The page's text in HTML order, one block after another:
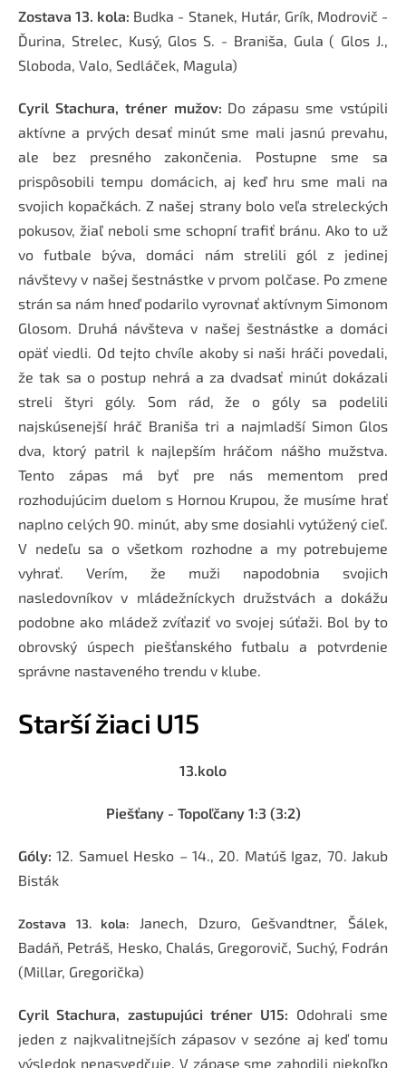
Zostava 13. kola: Budka - Stanek, Hutár, Grík, Modrovič -
Ďurina, Strelec, Kusý, Glos S. - Braniša, Gula ( Glos J.,
Sloboda, Valo, Sedláček, Magula)
Cyril Stachura, tréner mužov: Do zápasu sme vstúpili
aktívne a prvých desať minút sme mali jasnú prevahu,
ale bez presného zakončenia. Postupne sme sa
prispôsobili tempu domácich, aj keď hru sme mali na
svojich kopačkách. Z našej strany bolo veľa streleckých
pokusov, žiaľ neboli sme schopní trafiť bránu. Ako to už
vo futbale býva, domáci nám strelili gól z jedinej
návštevy v našej šestnástke v prvom polčase. Po zmene
strán sa nám hneď podarilo vyrovnať aktívnym Simonom
Glosom. Druhá návšteva v našej šestnástke a domáci
opäť viedli. Od tejto chvíle akoby si naši hráči povedali,
že tak sa o postup nehrá a za dvadsať minút dokázali
streli štyri góly. Som rád, že o góly sa podelili
najskúsenejší hráč Braniša tri a najmladší Simon Glos
dva, ktorý patril k najlepším hráčom nášho mužstva.
Tento zápas má byť pre nás mementom pred
rozhodujúcim duelom s Hornou Krupou, že musíme hrať
naplno celých 90. minút, aby sme dosiahli vytúžený cieľ.
V nedeľu sa o všetkom rozhodne a my potrebujeme
vyhrať. Verím, že muži napodobnia svojich
nasledovníkov v mládežníckych družstvách a dokážu
podobne ako mládež zvíťaziť vo svojej súťaži. Bol by to
obrovský úspech piešťanského futbalu a potvrdenie
správne nastaveného trendu v klube.
Starší žiaci U15
13.kolo
Piešťany - Topoľčany 1:3 (3:2)
Góly: 12. Samuel Hesko – 14., 20. Matúš Igaz, 70. Jakub
Bisták
Zostava 13. kola: Janech, Dzuro, Gešvandtner, Šálek,
Badáň, Petráš, Hesko, Chalás, Gregorovič, Suchý, Fodrán
(Millar, Gregorička)
Cyril Stachura, zastupujúci tréner U15: Odohrali sme
jeden z najkvalitnejších zápasov v sezóne aj keď tomu
výsledok nenasvedčuje. V zápase sme zahodili niekoľko